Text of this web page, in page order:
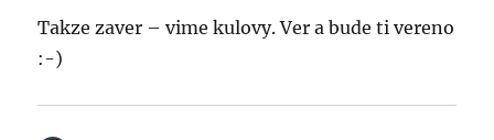
Takze zaver – vime kulovy. Ver a bude ti vereno
:-)